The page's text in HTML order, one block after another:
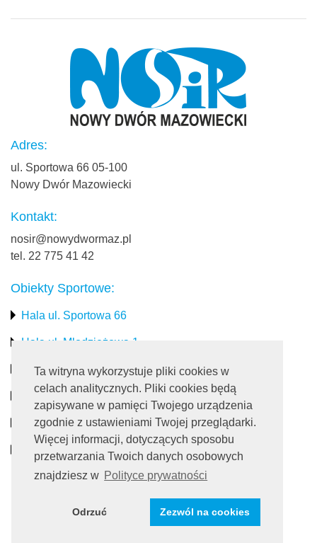
Ta witryna wykorzystuje pliki cookies w
celach analitycznych. Pliki cookies będą
zapisywane w pamięci Twojego urządzenia
zgodnie z ustawieniami Twojej przeglądarki.
Więcej informacji, dotyczących sposobu
przetwarzania Twoich danych osobowych
znajdziesz w Polityce prywatności
Odrzuć Zezwól na cookies
Adres:
ul. Sportowa 66 05-100
Nowy Dwór Mazowiecki
Kontakt:
nosir@nowydwormaz.pl
tel. 22 775 41 42
Obiekty Sportowe:
Hala ul. Sportowa 66
Hala ul. Młodzieżowa 1
Stadion miejski
Obiekty rekreacyjne
Pływalnia
Turystyka
Dołącz do nas: